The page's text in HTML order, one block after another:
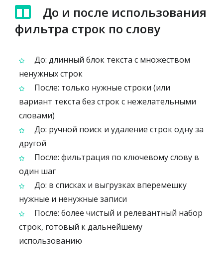
До и после использования
фильтра строк по слову
До: длинный блок текста с множеством
ненужных строк
После: только нужные строки (или
вариант текста без строк с нежелательными
словами)
До: ручной поиск и удаление строк одну за
другой
После: фильтрация по ключевому слову в
один шаг
До: в списках и выгрузках вперемешку
нужные и ненужные записи
После: более чистый и релевантный набор
строк, готовый к дальнейшему
использованию